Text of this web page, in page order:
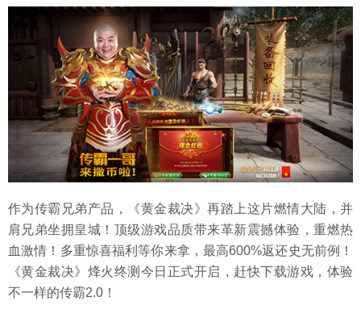
作为传霸兄弟产品，《黄金裁决》再踏上这片燃情大陆，并
肩兄弟坐拥皇城！顶级游戏品质带来革新震撼体验，重燃热
血激情！多重惊喜福利等你来拿，最高600%返还史无前例！
《黄金裁决》烽火终测今日正式开启，赶快下载游戏，体验
不一样的传霸2.0！